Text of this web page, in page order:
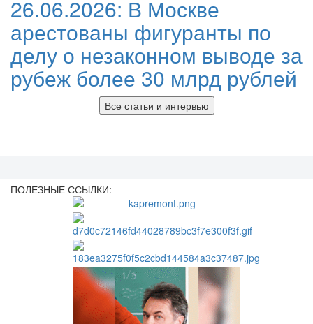
26.06.2026: В Москве
арестованы фигуранты по
делу о незаконном выводе за
рубеж более 30 млрд рублей
Все статьи и интервью
ПОЛЕЗНЫЕ ССЫЛКИ: